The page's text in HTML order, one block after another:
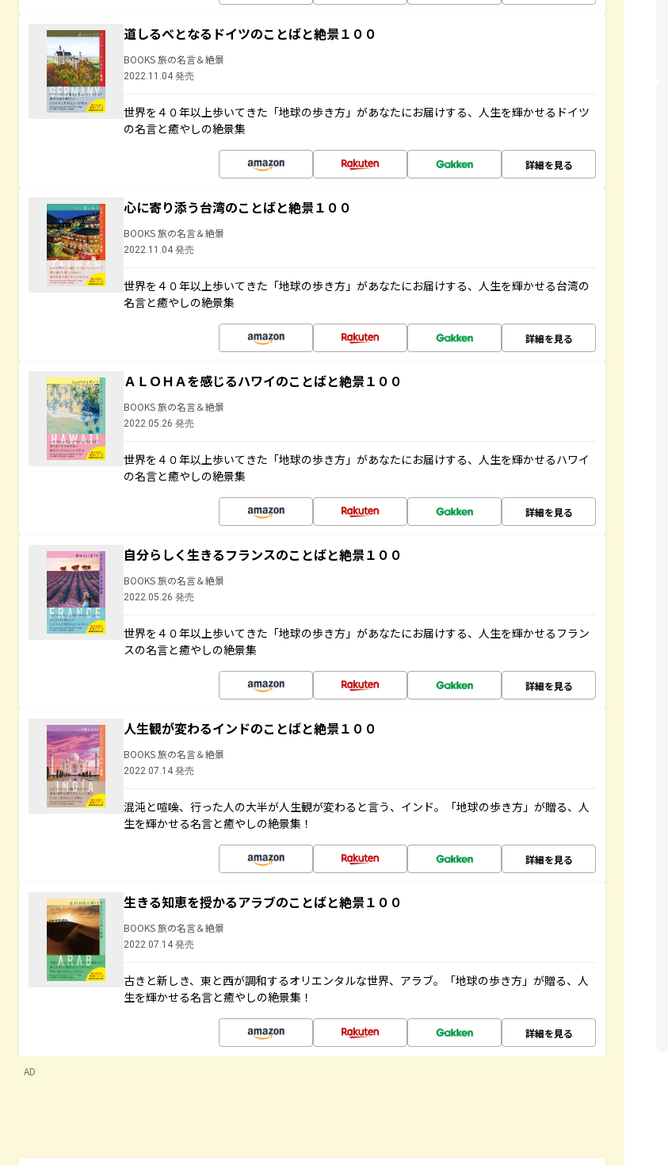
道しるべとなるドイツのことばと絶景１００
BOOKS 旅の名言＆絶景
2022.11.04 発売
世界を４０年以上歩いてきた「地球の歩き方」があなたにお届けする、人生を輝かせるドイツ
の名言と癒やしの絶景集
詳細を見る
心に寄り添う台湾のことばと絶景１００
BOOKS 旅の名言＆絶景
2022.11.04 発売
世界を４０年以上歩いてきた「地球の歩き方」があなたにお届けする、人生を輝かせる台湾の
名言と癒やしの絶景集
詳細を見る
ＡＬＯＨＡを感じるハワイのことばと絶景１００
BOOKS 旅の名言＆絶景
2022.05.26 発売
世界を４０年以上歩いてきた「地球の歩き方」があなたにお届けする、人生を輝かせるハワイ
の名言と癒やしの絶景集
詳細を見る
自分らしく生きるフランスのことばと絶景１００
BOOKS 旅の名言＆絶景
2022.05.26 発売
世界を４０年以上歩いてきた「地球の歩き方」があなたにお届けする、人生を輝かせるフラン
スの名言と癒やしの絶景集
詳細を見る
人生観が変わるインドのことばと絶景１００
BOOKS 旅の名言＆絶景
2022.07.14 発売
混沌と喧噪、行った人の大半が人生観が変わると言う、インド。「地球の歩き方」が贈る、人
生を輝かせる名言と癒やしの絶景集！
詳細を見る
生きる知恵を授かるアラブのことばと絶景１００
BOOKS 旅の名言＆絶景
2022.07.14 発売
古きと新しき、東と西が調和するオリエンタルな世界、アラブ。「地球の歩き方」が贈る、人
生を輝かせる名言と癒やしの絶景集！
詳細を見る
AD